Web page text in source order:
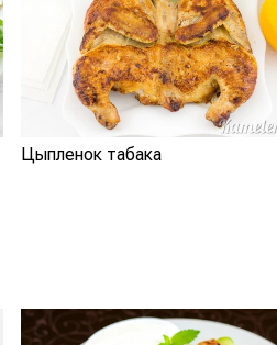
Цыпленок табака